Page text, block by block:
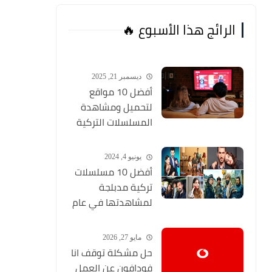
الرائج هذا الأسبوع 🔥
ديسمبر 21, 2025
أفضل 10 مواقع
لتحميل ومشاهدة
المسلسلات التركية
يونيو 4, 2024
أفضل 10 مسلسلات
تركية مدبلجة
لمشاهدتها في عام
المسلسلات التركية
HD)
مايو 27, 2026
حل مشكلة توقف انا
فودافون عن العمل